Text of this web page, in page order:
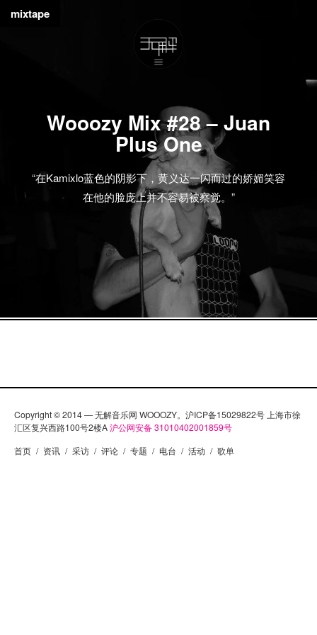
Wooozy Mix #28 – Juan
Plus One
“在Kamixlo蓝色的阴影下，黄义达一闪而过的娇媚笑容
在他的脸庞上并不容易被察觉。”
mixtape
Copyright © 2014 — 无解音乐网 WOOOZY。沪ICP备15029822号 上海市徐
汇区复兴西路100号2楼A沪公网安备 31010402001859号
首页 / 资讯 / 采访 / 评论 / 专题 / 电台 / 活动 / 歌单